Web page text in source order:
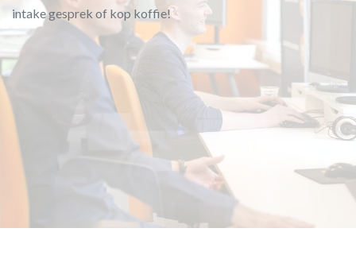
intake gesprek of kop koffie!